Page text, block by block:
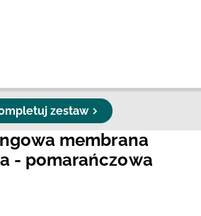
zestaw
membrana
- pomarańczowa